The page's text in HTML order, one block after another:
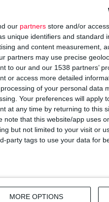
our partners store and/or
unique identifiers and standard
and content measurement,
partners may use precise
to our and our 1538 partners’
or access more detailed
of your personal data
Your preferences will apply
at any time by returning to this
note that this website/app uses
but not limited to your visit or
party tags to use your data for
MORE OPTIONS
εγκέφαλο. Τα στοιχεία
και μπορεί συνεπώς
την εξέλιξη της νόσου.
αναστολέα BACE της Merck
καινοτόμα προγράμματα
την τροποποίηση της
συμπτωμάτων. Ο
της νόσου είναι οMK-
BACE.
Ι των κλινικών
β-αμυλοειδούς στο
υγιείς εθελοντές και
τα αποτελέσματα
Φάσης ΙΙ / ΙΙΙ, τύπου